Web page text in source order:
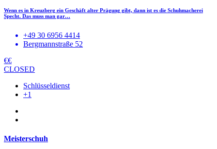
Wenn es in Kreuzberg ein Geschäft alter Prägung gibt, dann ist es die Schuhmacherei
Specht. Das muss man gar…
+49 30 6956 4414
Bergmannstraße 52
€€
CLOSED
Schlüsseldienst
+1
Meisterschuh